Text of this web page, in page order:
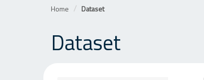
Home Dataset
Dataset